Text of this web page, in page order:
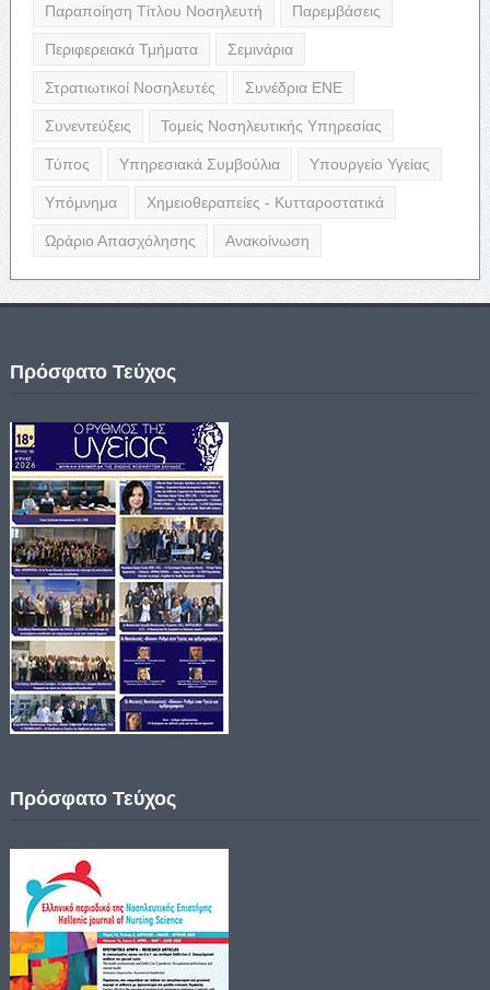
Παραποίηση Τίτλου Νοσηλευτή Παρεμβάσεις
Περιφερειακά Τμήματα Σεμινάρια
Στρατιωτικοί Νοσηλευτές Συνέδρια ΕΝΕ
Συνεντεύξεις Τομείς Νοσηλευτικής Υπηρεσίας
Τύπος Υπηρεσιακά Συμβούλια Υπουργείο Υγείας
Υπόμνημα Χημειοθεραπείες - Κυτταροστατικά
Ωράριο Απασχόλησης Ανακοίνωση
Πρόσφατο Τεύχος
Πρόσφατο Τεύχος